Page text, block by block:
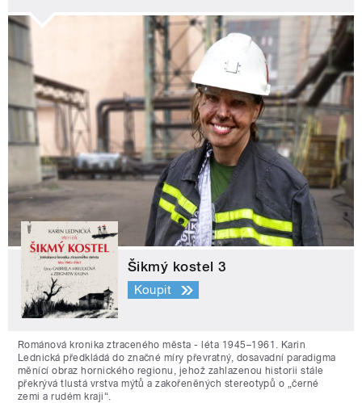
Šikmý kostel 3
Koupit
Románová kronika ztraceného města - léta 1945–1961. Karin
Lednická předkládá do značné míry převratný, dosavadní paradigma
měnící obraz hornického regionu, jehož zahlazenou historii stále
překrývá tlustá vrstva mýtů a zakořeněných stereotypů o „černé
zemi a rudém kraji“.